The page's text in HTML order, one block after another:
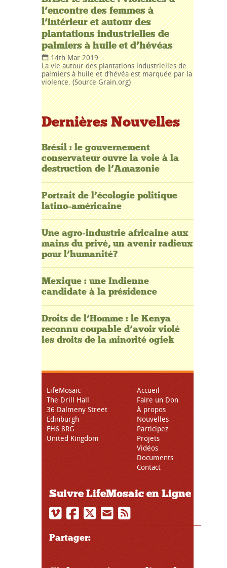
l’encontre des femmes à
l’intérieur et autour des
plantations industrielles de
palmiers à huile et d’hévéas
14th Mar 2019
La vie autour des plantations industrielles de
palmiers à huile et d’hévéa est marquée par la
violence. (Source Grain.org)
Dernières Nouvelles
Brésil : le gouvernement
conservateur ouvre la voie à la
destruction de l’Amazonie
Portrait de l’écologie politique
latino-américaine
Une agro-industrie africaine aux
mains du privé, un avenir radieux
pour l’humanité?
Mexique : une Indienne
candidate à la présidence
Droits de l’Homme : le Kenya
reconnu coupable d’avoir violé
les droits de la minorité ogiek
LifeMosaic
The Drill Hall
36 Dalmeny Street
Edinburgh
EH6 8RG
United Kingdom
Accueil
Faire un Don
À propos
Nouvelles
Participez
Projets
Vidéos
Documents
Contact
Suivre LifeMosaic en Ligne
Partager: